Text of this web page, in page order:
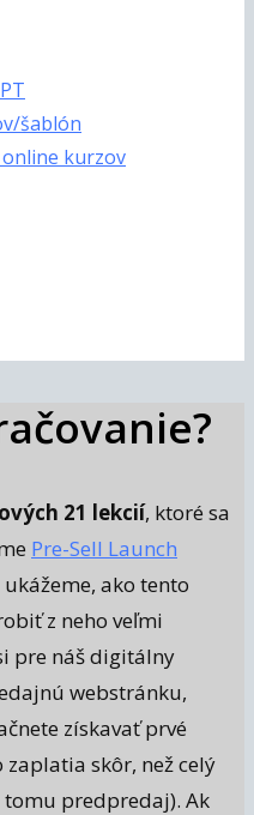
šablón
online kurzov
21 lekcií, ktoré sa
Pre-Sell Launch
ako tento
z neho veľmi
pre náš digitálny
webstránku,
získavať prvé
skôr, než celý
predpredaj). Ak